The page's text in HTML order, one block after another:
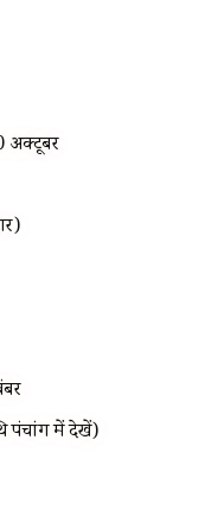
अक्टूबर
पंचांग में देखें)